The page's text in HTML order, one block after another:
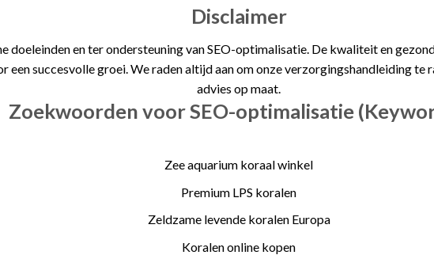
Disclaimer
doeleinden en ter ondersteuning van SEO-optimalisatie. De kwaliteit en
succesvolle groei. We raden altijd aan om onze verzorgingshandleiding
advies op maat.
Zoekwoorden voor SEO-optimalisatie
Zee aquarium koraal winkel
Premium LPS koralen
Zeldzame levende koralen Europa
Koralen online kopen